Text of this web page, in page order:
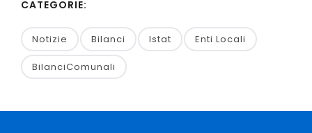
CATEGORIE:
Notizie Bilanci Istat Enti Locali
BilanciComunali